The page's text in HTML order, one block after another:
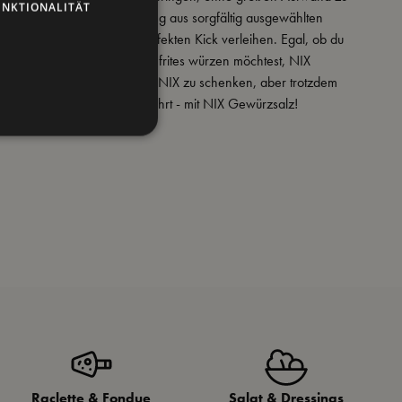
eine geheime Mischung aus sorgfältig ausgewählten
die Ihnen den perfekten Kick verleihen. Egal, ob du
oder sogar Pommes frites würzen möchtest, NIX
richtige Wahl. Wage es, NIX zu schenken, aber trotzdem
was der Gaumen begehrt - mit NIX Gewürzsalz!
Raclette & Fondue Salat & Dressings